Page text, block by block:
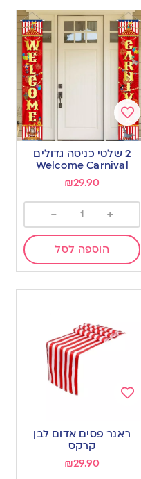
Add
to
wishlist
2 שלטי כניסה גדולים
Welcome Carnival
₪29.90
+
-
הוספה לסל
ראנר פסים אדום לבן
קרקס
₪29.90